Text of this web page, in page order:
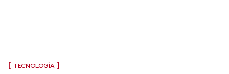
TECNOLOGÍA